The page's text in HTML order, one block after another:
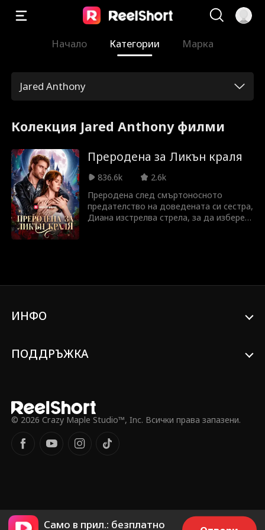
Начало Категории Марка
Jared Anthony
Колекция Jared Anthony филми
Преродена за Ликън краля
836.6k
2.6k
Преродена след смъртоносното
предателство на доведената си сестра,
Диана изстрелва стрела, за да избере
съдбата си—преди да е станало
ИНФО
ПОДДРЪЖКА
© 2026 Crazy Maple Studio™, Inc. Всички права запазени.
Само в прил.: безплатно